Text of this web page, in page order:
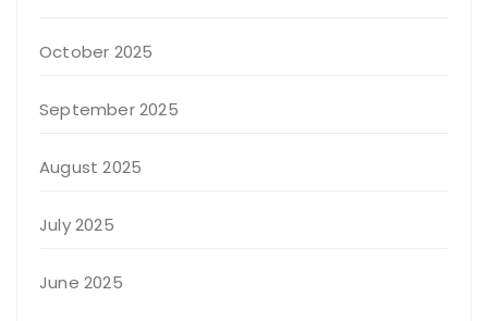
October 2025
September 2025
August 2025
July 2025
June 2025